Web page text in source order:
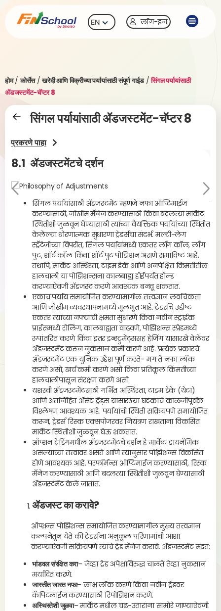
EN लॉग-इन
होम/कोर्सेस/खरेदी आणि विक्रीच्या पर्यायांसाठी संपूर्ण गाईड/सिंगल पर्यायांसाठी
ॲडजस्टमेंट-चॅप्टर 8
सिंगल पर्यायांसाठी ॲडजस्टमेंट-चॅप्टर 8
प्रकरणे पाहा
8.1 ॲडजस्टमेंटचे दर्शन
सिंगल पर्यायांसाठी ॲडजस्टमेंट म्हणजे नफा ऑप्टिमाईज
करण्यासाठी, जोखीम मॅनेज करण्यासाठी किंवा बदलत्या मार्केट
स्थितीशी जुळवून घेण्यासाठी त्यांच्या वैयक्तिक पर्यायांच्या स्थितीत
केलेल्या धोरणात्मक सुधारणा ट्रेडर्सचा संदर्भ. मल्टी-लेग
स्ट्रॅटेजीच्या विपरीत, सिंगल पर्यायांमध्ये एकतर लाँग कॉल, लाँग
पुट, शॉर्ट कॉल किंवा शॉर्ट पुट पोझिशन असणे समाविष्ट आहे.
तथापि, मार्केट अस्थिरता, टाइम डेके आणि अनपेक्षित किंमतीतील
हालचाली या पोझिशन्सना कालबाह्य होईपर्यंत होल्ड
करण्याऐवजी ॲडजस्ट करणे आवश्यक बनवू शकतात.
एकाच पर्याय समायोजित करण्यामागील तत्त्वज्ञान लवचिकता
आणि जोखीम व्यवस्थापनामध्ये मूलभूत आहे. ट्रेडर्सचे उद्दीष्ट
एकतर त्यांच्या नफ्याची क्षमता सुधारणे किंवा नवीन स्ट्राईक
प्राईसमध्ये रोलिंग, कालबाह्यता वाढवणे, पोझिशन्स स्प्रेडमध्ये
रूपांतरित करणे किंवा इतर इन्स्ट्रुमेंट्ससह हेजिंग यासारखे वेळेवर
ॲडजस्टमेंट करून नुकसान कमी करणे आहे. प्रत्येक प्रकारचे
ॲडजस्टमेंट एक युनिक उद्देश पूर्ण करते- मग ते नफा लॉक
करणे असो, खर्च कमी करणे असो किंवा प्रतिकूल किंमतीच्या
हालचालीपासून संरक्षण करणे असो.
यशस्वी ॲडजस्टमेंटसाठी गर्भित अस्थिरता, टाइम डेके (थेटा)
आणि अंतर्निहित ॲसेट ट्रेंड्स यासारख्या घटकांचे काळजीपूर्वक
विश्लेषण आवश्यक आहे. पर्यायांची स्थिती सक्रियपणे समायोजित
करून, ट्रेडर्स रिस्क एक्सपोजरवर नियंत्रण राखताना विकसित
मार्केट स्थितीशी जुळवून घेऊ शकतात.
ऑप्शन ट्रेडिंगमधील ॲडजस्टमेंटचे दर्शन हे मार्केट डायनॅमिक
असल्याच्या तत्त्वावर असते आणि त्यानुसार पोझिशन्स विकसित
होणे आवश्यक आहे. परफॉर्मन्स ऑप्टिमाईज करण्यासाठी, रिस्क
मॅनेज करण्यासाठी आणि बदलत्या स्थितीशी जुळवून घेण्यासाठी
ॲडजस्टमेंट केले जातात.
ॲडजस्ट का करावे?
ऑप्शन्स पोझिशन्स समायोजित करण्यामागील मुख्य तत्त्वज्ञान
कल्पनेतून येते की ट्रेडर्सना अनुकूल परिणामांची आशा
करण्याऐवजी सक्रियपणे त्यांचे ट्रेड मॅनेज करावे. ॲडजस्टमेंट मदत:
भांडवल संरक्षित करा– जेव्हा ट्रेड अपेक्षांविरुद्ध चालते तेव्हा नुकसान
मर्यादित करणे.
जास्तीत जास्त नफा– लाभ लॉक करणे किंवा नवीन ट्रेंडवर
कॅपिटलाईज करण्यासाठी रिपोझिशन करणे.
अस्थिरतेशी जुळवा– मार्केट मधील चढ-उतारांना सामोरे जाण्याऐवजी.
Pr
Ne